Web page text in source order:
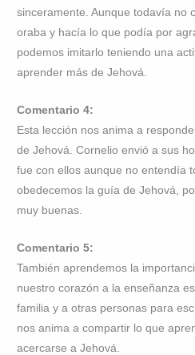
sinceramente. Aunque todavía no
oraba y hacía lo que podía por
podemos imitarlo teniendo una
aprender más de Jehová.
Comentario 4:
Esta lección nos anima a
de Jehová. Cornelio envió a sus
fue con ellos aunque no entendía
obedecemos la guía de Jehová,
muy buenas.
Comentario 5:
También aprendemos la
nuestro corazón a la enseñanza
familia y a otras personas para
nos anima a compartir lo que
acercarse a Jehová.